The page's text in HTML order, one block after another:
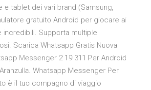
tablet dei vari brand (Samsung,
gratuito Android per giocare ai
Supporta multiple
Scarica Whatsapp Gratis Nuova
Messenger 2 19 311 Per Android
Whatsapp Messenger Per
è il tuo compagno di viaggio